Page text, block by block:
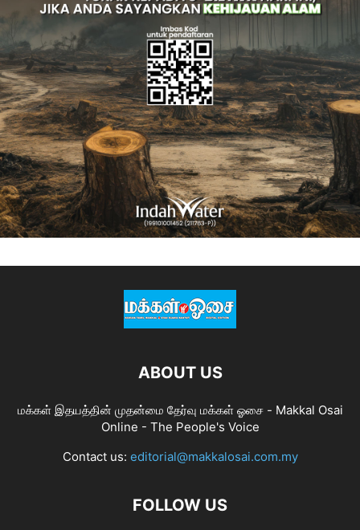
ABOUT US
மக்கள் இதயத்தின் முதன்மை தேர்வு மக்கள் ஓசை - Makkal Osai
Online - The People's Voice
Contact us: editorial@makkalosai.com.my
FOLLOW US